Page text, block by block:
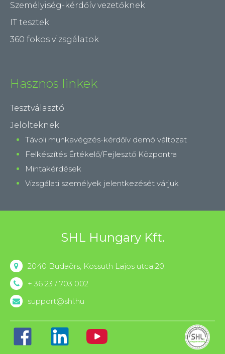
Személyiség-kérdőív vezetőknek
IT tesztek
360 fokos vizsgálatok
Hasznos linkek
Tesztválasztó
Jelölteknek
Távoli munkavégzés-kérdőív demó változat
Felkészítés Értékelő/Fejlesztő Központra
Mintakérdések
Vizsgálati személyek jelentkezését várjuk
SHL Hungary Kft.
2040 Budaörs, Kossuth Lajos utca 20.
+ 36 23 / 703 002
support@shl.hu